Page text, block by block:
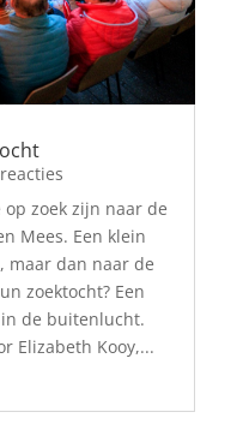
zoek zijn naar de
Mees. Een klein
maar dan naar de
zoektocht? Een
de buitenlucht.
Elizabeth Kooy,...